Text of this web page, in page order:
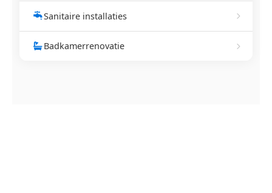
Sanitaire installaties
Badkamerrenovatie